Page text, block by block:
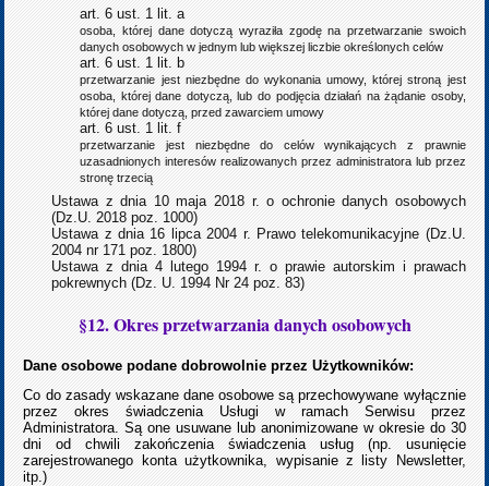
art. 6 ust. 1 lit. a
osoba, której dane dotyczą wyraziła zgodę na przetwarzanie swoich
danych osobowych w jednym lub większej liczbie określonych celów
art. 6 ust. 1 lit. b
przetwarzanie jest niezbędne do wykonania umowy, której stroną jest
osoba, której dane dotyczą, lub do podjęcia działań na żądanie osoby,
której dane dotyczą, przed zawarciem umowy
art. 6 ust. 1 lit. f
przetwarzanie jest niezbędne do celów wynikających z prawnie
uzasadnionych interesów realizowanych przez administratora lub przez
stronę trzecią
Ustawa z dnia 10 maja 2018 r. o ochronie danych osobowych
(Dz.U. 2018 poz. 1000)
Ustawa z dnia 16 lipca 2004 r. Prawo telekomunikacyjne (Dz.U.
2004 nr 171 poz. 1800)
Ustawa z dnia 4 lutego 1994 r. o prawie autorskim i prawach
pokrewnych (Dz. U. 1994 Nr 24 poz. 83)
§12. Okres przetwarzania danych osobowych
Dane osobowe podane dobrowolnie przez Użytkowników:
Co do zasady wskazane dane osobowe są przechowywane wyłącznie
przez okres świadczenia Usługi w ramach Serwisu przez
Administratora. Są one usuwane lub anonimizowane w okresie do 30
dni od chwili zakończenia świadczenia usług (np. usunięcie
zarejestrowanego konta użytkownika, wypisanie z listy Newsletter,
itp.)